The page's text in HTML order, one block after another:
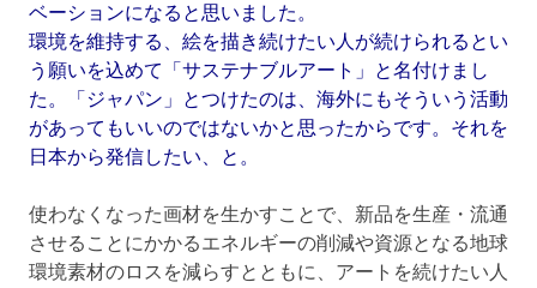
ベーションになると思いました。
環境を維持する、絵を描き続けたい人が続けられるとい
う願いを込めて「サステナブルアート」と名付けまし
た。「ジャパン」とつけたのは、海外にもそういう活動
があってもいいのではないかと思ったからです。それを
日本から発信したい、と。
使わなくなった画材を生かすことで、新品を生産・流通
させることにかかるエネルギーの削減や資源となる地球
環境素材のロスを減らすとともに、アートを続けたい人